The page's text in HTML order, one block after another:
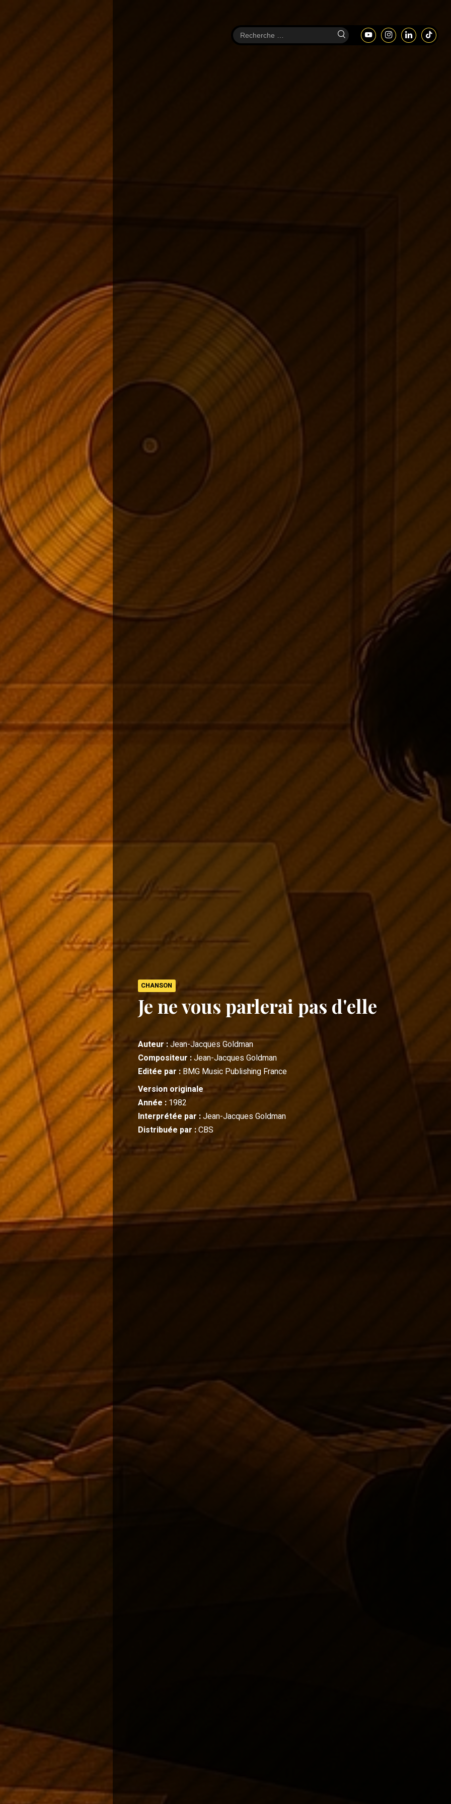
CHANSON
Je ne vous parlerai pas d'elle
Auteur :Jean-Jacques Goldman
Compositeur :Jean-Jacques Goldman
Editée par : BMG Music Publishing France
Version originale
Année : 1982
Interprétée par :Jean-Jacques Goldman
Distribuée par :CBS